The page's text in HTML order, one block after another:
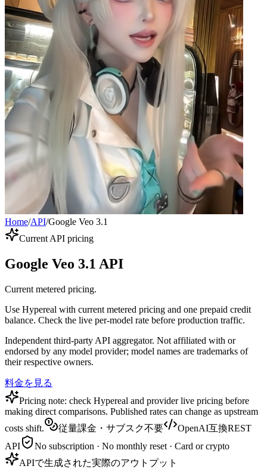
Home/API/Google Veo 3.1
Current API pricing
Google Veo 3.1 API
Current metered pricing.
Use Hypereal with current metered pricing and one prepaid credit
balance. Check the live per-model rate before production traffic.
Independent third-party API aggregator. Not affiliated with or
endorsed by any model provider; model names are trademarks of
their respective owners.
料金を見る
Pricing note: check Hypereal and provider live pricing before
making direct comparisons. Published rates can change as upstream
costs shift.
従量課金・サブスク不要
OpenAI互換REST
API
No subscription · No monthly reset · Card or crypto
APIで生成された実際のアウトプット